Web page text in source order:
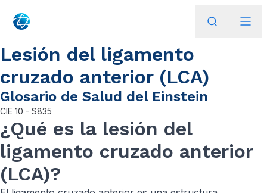
Lesión del ligamento
cruzado anterior (LCA)
Glosario de Salud del Einstein
CIE 10 - S835
¿Qué es la lesión del
ligamento cruzado anterior
(LCA)?